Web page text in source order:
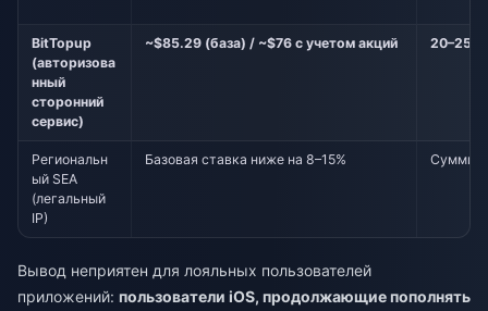
BitTopup
(авторизова
нный
сторонний
сервис)
~$85.29 (база) / ~$76 с учетом акций 20–25%
Региональн
ый SEA
(легальный
IP)
Базовая ставка ниже на 8–15%
Вывод неприятен для лояльных пользователей
приложений: пользователи iOS, продолжающие пополнять